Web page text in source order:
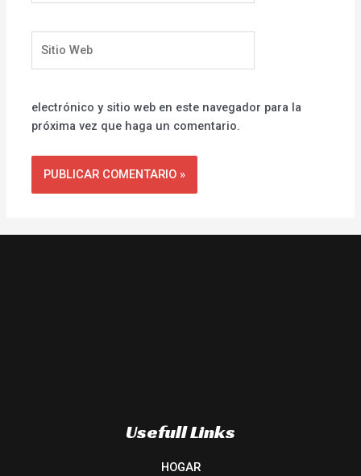
Web
electrónico y sitio web en este navegador para la
próxima vez que haga un comentario.
Usefull Links
HOGAR